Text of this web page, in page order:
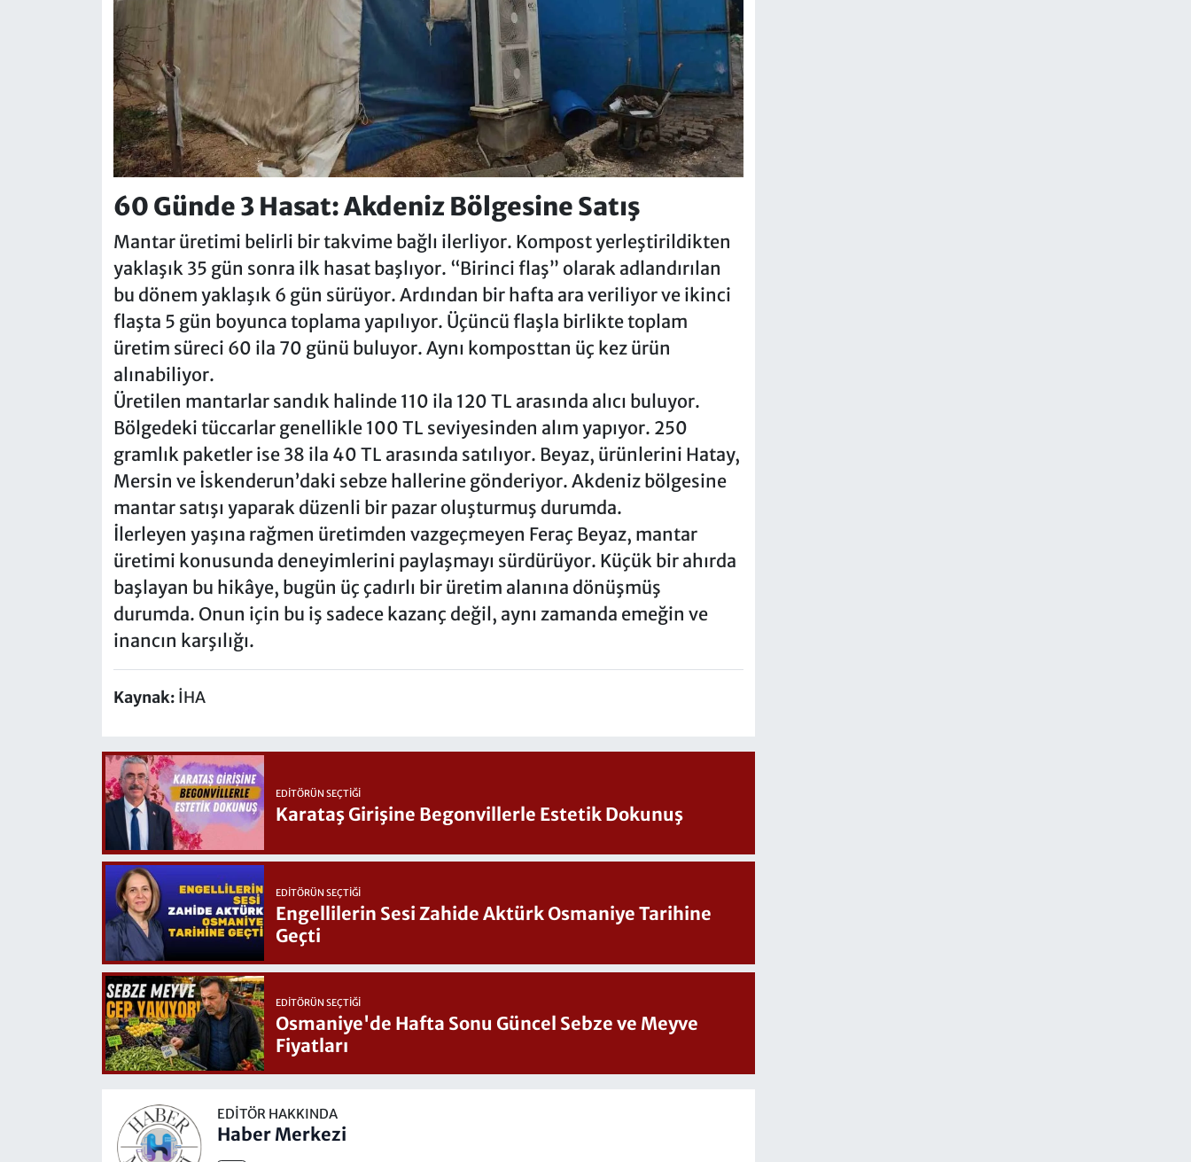
60 Günde 3 Hasat: Akdeniz Bölgesine Satış
Mantar üretimi belirli bir takvime bağlı ilerliyor. Kompost yerleştirildikten
yaklaşık 35 gün sonra ilk hasat başlıyor. “Birinci flaş” olarak adlandırılan
bu dönem yaklaşık 6 gün sürüyor. Ardından bir hafta ara veriliyor ve ikinci
flaşta 5 gün boyunca toplama yapılıyor. Üçüncü flaşla birlikte toplam
üretim süreci 60 ila 70 günü buluyor. Aynı komposttan üç kez ürün
alınabiliyor.
​​Üretilen mantarlar sandık halinde 110 ila 120 TL arasında alıcı buluyor.
Bölgedeki tüccarlar genellikle 100 TL seviyesinden alım yapıyor. 250
gramlık paketler ise 38 ila 40 TL arasında satılıyor. Beyaz, ürünlerini Hatay,
Mersin ve İskenderun’daki sebze hallerine gönderiyor. Akdeniz bölgesine
mantar satışı yaparak düzenli bir pazar oluşturmuş durumda.
İlerleyen yaşına rağmen üretimden vazgeçmeyen Feraç Beyaz, mantar
üretimi konusunda deneyimlerini paylaşmayı sürdürüyor. Küçük bir ahırda
başlayan bu hikâye, bugün üç çadırlı bir üretim alanına dönüşmüş
durumda. Onun için bu iş sadece kazanç değil, aynı zamanda emeğin ve
inancın karşılığı.
Kaynak: İHA
EDITÖRÜN SEÇTIĞI
Karataş Girişine Begonvillerle Estetik Dokunuş
EDITÖRÜN SEÇTIĞI
Engellilerin Sesi Zahide Aktürk Osmaniye Tarihine
Geçti
EDITÖRÜN SEÇTIĞI
Osmaniye'de Hafta Sonu Güncel Sebze ve Meyve
Fiyatları
EDITÖR HAKKINDA
Haber Merkezi